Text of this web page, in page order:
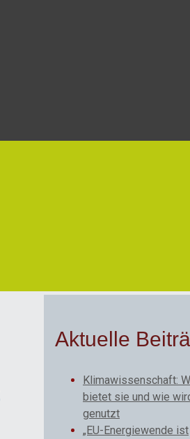
Aktuelle
Klimawissenschaft:
bietet sie und wie
genutzt
„EU-Energiewende ist